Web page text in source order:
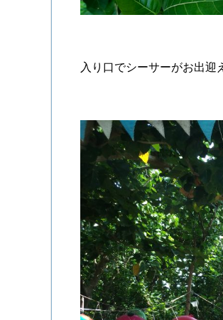
入り口でシーサーがお出迎